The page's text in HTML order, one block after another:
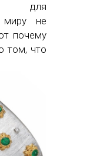
для
миру не
почему
том, что